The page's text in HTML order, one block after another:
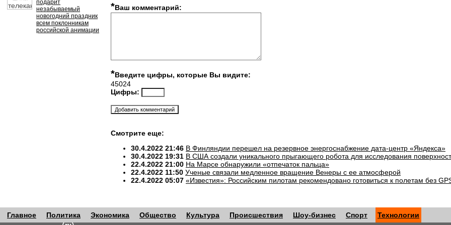
подарит
незабываемый
новогодний праздник
всем поклонникам
российской анимации
*Ваш комментарий:
*Введите цифры, которые Вы видите:
45024
Цифры:
Смотрите еще:
30.4.2022 21:46 В Финляндии перешел на резервное энергоснабжение дата-центр «Яндекса»
30.4.2022 19:31 В США создали уникального прыгающего робота для исследования
22.4.2022 21:00 На Марсе обнаружили «отпечаток пальца»
22.4.2022 11:50 Ученые связали медленное вращение Венеры с ее атмосферой
22.4.2022 05:07 «Известия»: Российским пилотам рекомендовано готовиться к полетам без
Главное Политика Экономика Общество Культура Происшествия Шоу-бизнес Спорт Технологии